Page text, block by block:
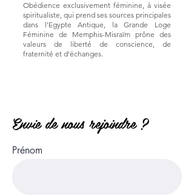
Obédience exclusivement féminine, à visée
spiritualiste, qui prend ses sources principales
dans l'Egypte Antique, la Grande Loge
Féminine de Memphis-Misraïm prône des
valeurs de liberté de conscience, de
fraternité et d'échanges.
Envie de nous rejoindre ?
Prénom